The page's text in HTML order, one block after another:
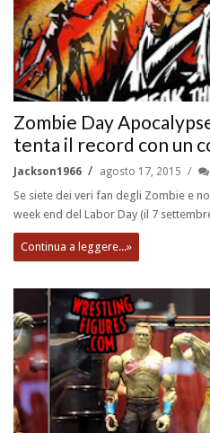
Zombie Day
tenta il record con un
Jackson1966 agosto 17, 2015
Se siete dei veri fan degli Zombie e
week end del Labor Day (il 7
Continua a leggere...»